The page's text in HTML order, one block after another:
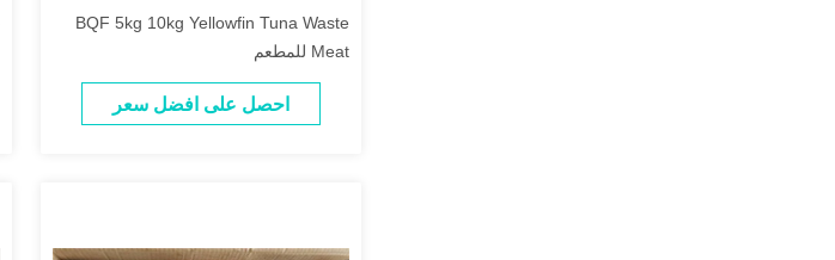
BQF 5kg 10kg Yellowfin Tuna Waste
Meat للمطعم
احصل على افضل سعر